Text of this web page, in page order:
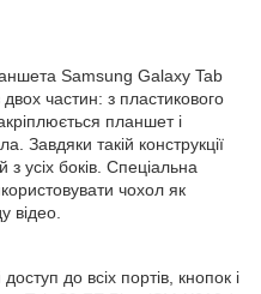
Samsung Galaxy Tab
частин: з пластикового
планшет і
Завдяки такій конструкції
усіх боків. Спеціальна
чохол як
відео.
до всіх портів, кнопок і